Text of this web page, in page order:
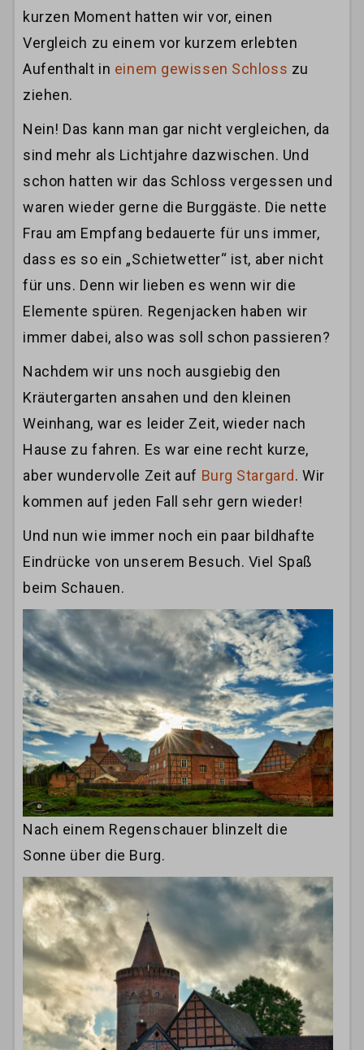
kurzen Moment hatten wir vor, einen
Vergleich zu einem vor kurzem erlebten
Aufenthalt in einem gewissen Schloss zu
ziehen.
Nein! Das kann man gar nicht vergleichen, da
sind mehr als Lichtjahre dazwischen. Und
schon hatten wir das Schloss vergessen und
waren wieder gerne die Burggäste. Die nette
Frau am Empfang bedauerte für uns immer,
dass es so ein „Schietwetter“ ist, aber nicht
für uns. Denn wir lieben es wenn wir die
Elemente spüren. Regenjacken haben wir
immer dabei, also was soll schon passieren?
Nachdem wir uns noch ausgiebig den
Kräutergarten ansahen und den kleinen
Weinhang, war es leider Zeit, wieder nach
Hause zu fahren. Es war eine recht kurze,
aber wundervolle Zeit auf Burg Stargard. Wir
kommen auf jeden Fall sehr gern wieder!
Und nun wie immer noch ein paar bildhafte
Eindrücke von unserem Besuch. Viel Spaß
beim Schauen.
Nach einem Regenschauer blinzelt die
Sonne über die Burg.